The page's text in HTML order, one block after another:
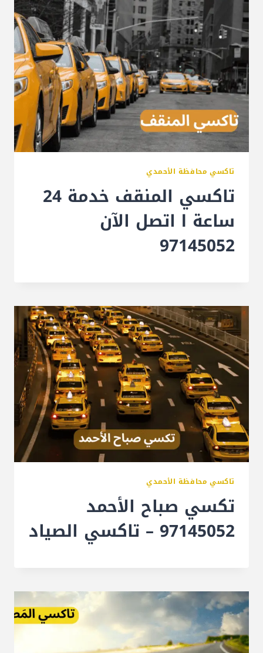
تاكسي محافظة الأحمدي
تاكسي المنقف خدمة 24
ساعة l اتصل الآن
97145052
تاكسي محافظة الأحمدي
تكسي صباح الأحمد
97145052 – تاكسي الصياد